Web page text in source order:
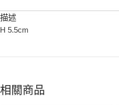
描述
H 5.5cm
相關商品